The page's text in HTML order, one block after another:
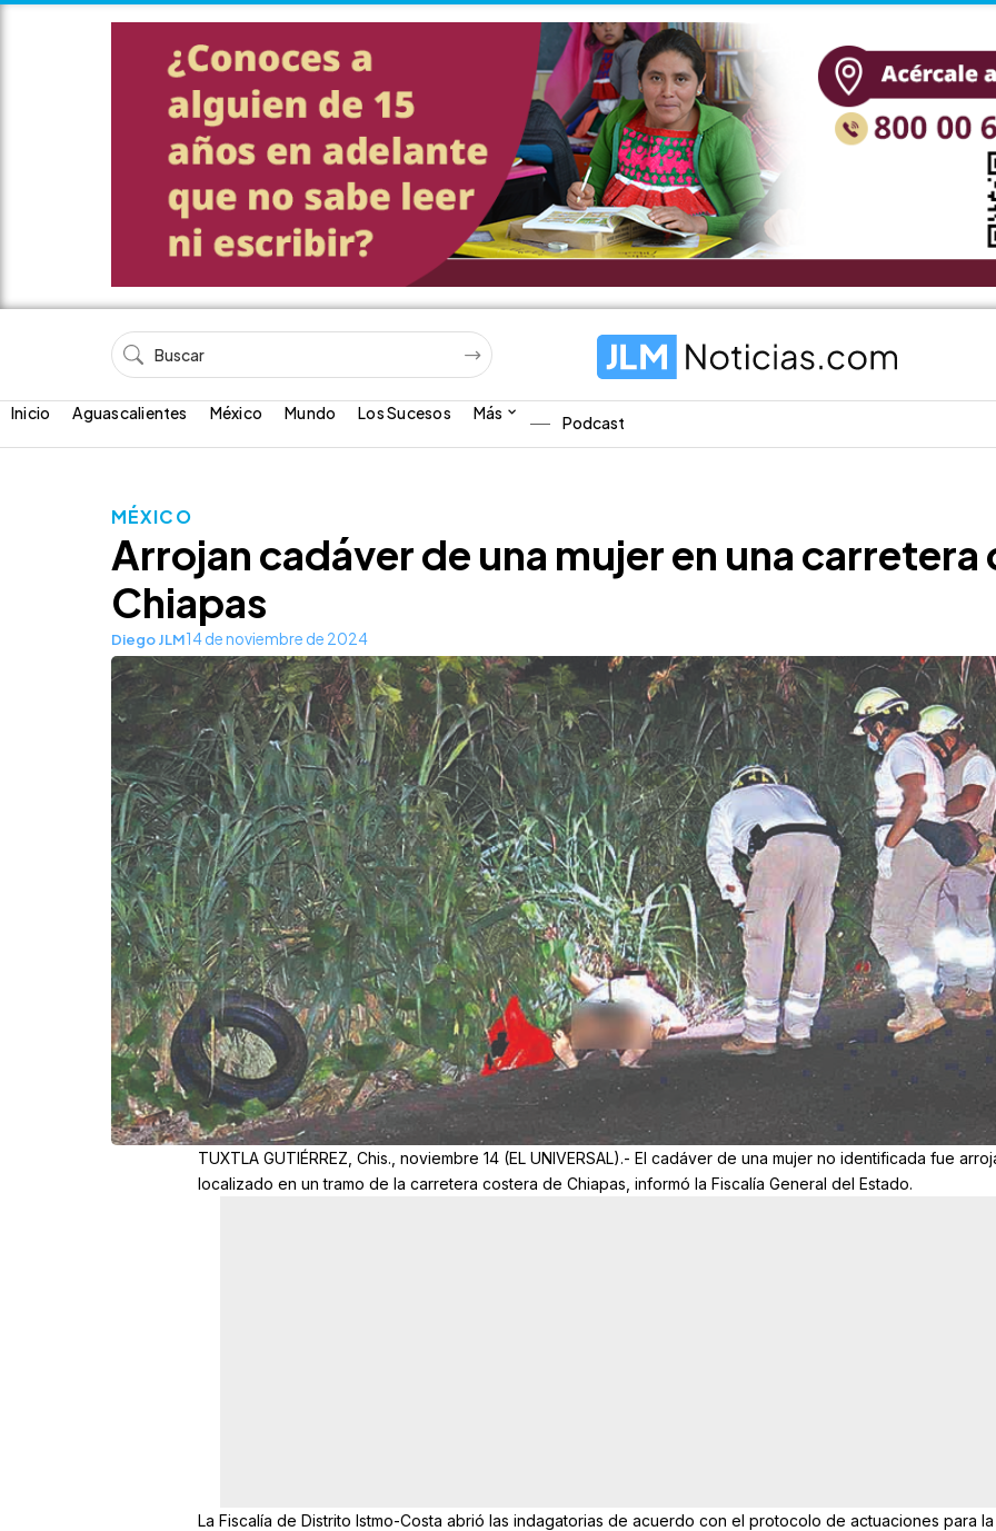
Inicio Aguascalientes México Mundo Los Sucesos Más Podcast
MÉXICO
Arrojan cadáver de una mujer en una carretera
Chiapas
Diego JLM14 de noviembre de 2024
TUXTLA GUTIÉRREZ, Chis., noviembre 14 (EL UNIVERSAL).- El cadáver de una mujer no identificada fue
localizado en un tramo de la carretera costera de Chiapas, informó la Fiscalía General del Estado.
La Fiscalía de Distrito Istmo-Costa abrió las indagatorias de acuerdo con el protocolo de actuaciones para la